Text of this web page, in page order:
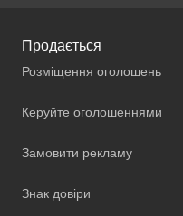
Продається
Розміщення оголошень
Керуйте оголошеннями
Замовити рекламу
Знак довіри